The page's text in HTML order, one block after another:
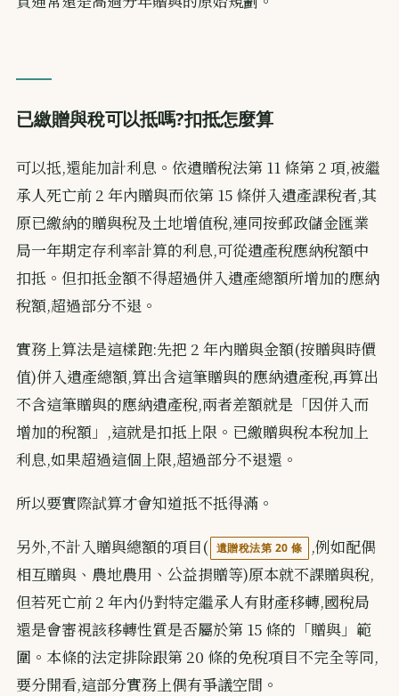
已繳贈與稅可以抵嗎?扣抵怎麼算
可以抵,還能加計利息。依遺贈稅法第 11 條第 2 項,被繼
承人死亡前 2 年內贈與而依第 15 條併入遺產課稅者,其
原已繳納的贈與稅及土地增值稅,連同按郵政儲金匯業
局一年期定存利率計算的利息,可從遺產稅應納稅額中
扣抵。但扣抵金額不得超過併入遺產總額所增加的應納
稅額,超過部分不退。
實務上算法是這樣跑:先把 2 年內贈與金額(按贈與時價
值)併入遺產總額,算出含這筆贈與的應納遺產稅,再算出
不含這筆贈與的應納遺產稅,兩者差額就是「因併入而
增加的稅額」,這就是扣抵上限。已繳贈與稅本稅加上
利息,如果超過這個上限,超過部分不退還。
所以要實際試算才會知道抵不抵得滿。
另外,不計入贈與總額的項目( 遺贈稅法第 20 條
,例如配偶
相互贈與、農地農用、公益捐贈等)原本就不課贈與稅,
但若死亡前 2 年內仍對特定繼承人有財產移轉,國稅局
還是會審視該移轉性質是否屬於第 15 條的「贈與」範
圍。本條的法定排除跟第 20 條的免稅項目不完全等同,
要分開看,這部分實務上偶有爭議空間。